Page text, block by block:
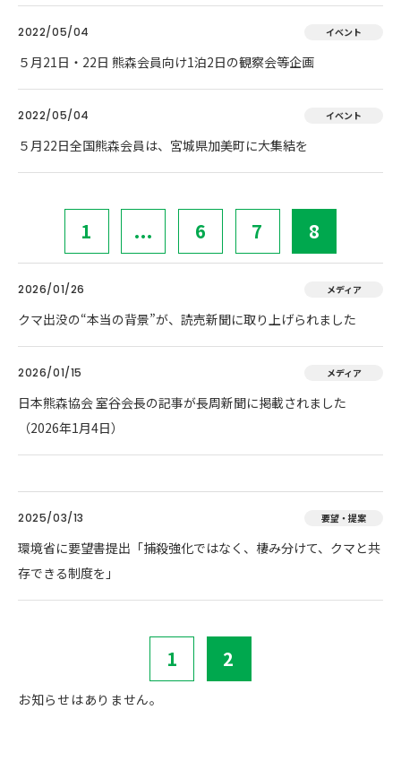
2022/05/04 イベント
５月21日・22日 熊森会員向け1泊2日の観察会等企画
2022/05/04 イベント
５月22日全国熊森会員は、宮城県加美町に大集結を
1 ... 6 7 8
2026/01/26 メディア
クマ出没の“本当の背景”が、読売新聞に取り上げられました
2026/01/15 メディア
日本熊森協会 室谷会長の記事が長周新聞に掲載されました
（2026年1月4日）
2025/03/13 要望・提案
環境省に要望書提出「捕殺強化ではなく、棲み分けて、クマと共
存できる制度を」
1 2
お知らせはありません。